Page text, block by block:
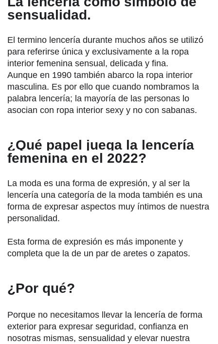
sensualidad.
El termino lencería durante muchos años se utilizó
para referirse única y exclusivamente a la ropa
interior femenina sensual, delicada y fina.
Aunque en 1990 también abarco la ropa interior
masculina. Es por ello que cuando nombramos la
palabra lencería; la mayoría de las personas lo
asocian con ropa interior sexy y no con sabanas.
¿Qué papel juega la lencería
femenina en el 2022?
La moda es una forma de expresión, y al ser la
lencería una categoría de la moda también es una
forma de expresar aspectos muy íntimos de nuestra
personalidad.
Esta forma de expresión es más imponente y
completa que la de un par de aretes o zapatos.
¿Por qué?
Porque no necesitamos llevar la lencería de forma
exterior para expresar seguridad, confianza en
nosotras mismas, sensualidad y elevar nuestra